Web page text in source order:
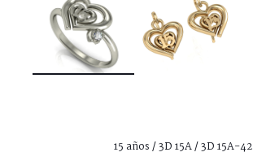
15 años/3D 15A/ 3D 15A-42